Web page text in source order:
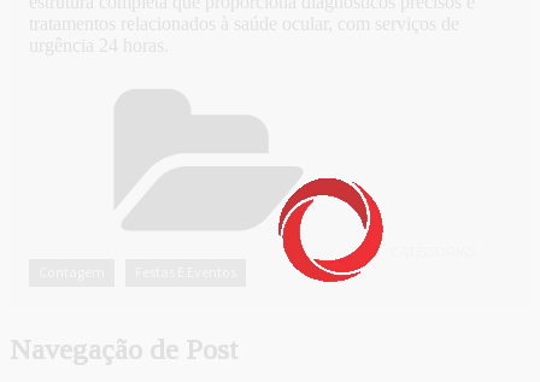
tratamentos relacionados à saúde ocular, com serviços de
urgência 24 horas.
Navegação de Post